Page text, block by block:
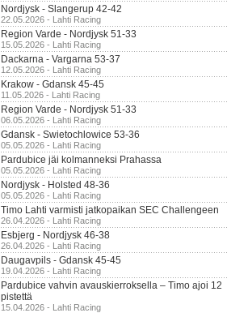
Nordjysk - Slangerup 42-42
22.05.2026 - Lahti Racing
Region Varde - Nordjysk 51-33
15.05.2026 - Lahti Racing
Dackarna - Vargarna 53-37
12.05.2026 - Lahti Racing
Krakow - Gdansk 45-45
11.05.2026 - Lahti Racing
Region Varde - Nordjysk 51-33
06.05.2026 - Lahti Racing
Gdansk - Swietochlowice 53-36
05.05.2026 - Lahti Racing
Pardubice jäi kolmanneksi Prahassa
05.05.2026 - Lahti Racing
Nordjysk - Holsted 48-36
05.05.2026 - Lahti Racing
Timo Lahti varmisti jatkopaikan SEC Challengeen
26.04.2026 - Lahti Racing
Esbjerg - Nordjysk 46-38
26.04.2026 - Lahti Racing
Daugavpils - Gdansk 45-45
19.04.2026 - Lahti Racing
Pardubice vahvin avauskierroksella – Timo ajoi 12
pistettä
15.04.2026 - Lahti Racing